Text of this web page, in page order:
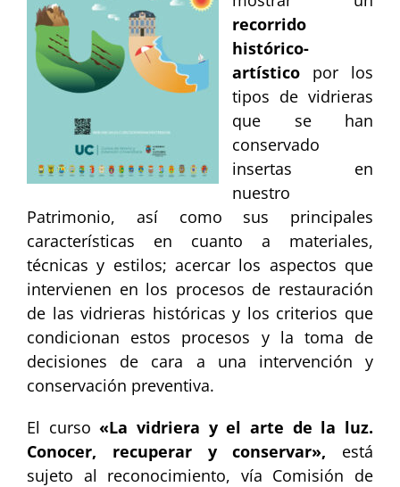
recorrido
histórico-
artístico por los
tipos de vidrieras
que se han
conservado
insertas en
nuestro
Patrimonio, así como sus principales
características en cuanto a materiales,
técnicas y estilos; acercar los aspectos que
intervienen en los procesos de restauración
de las vidrieras históricas y los criterios que
condicionan estos procesos y la toma de
decisiones de cara a una intervención y
conservación preventiva.
El curso «La vidriera y el arte de la luz.
Conocer, recuperar y conservar», está
sujeto al reconocimiento, vía Comisión de